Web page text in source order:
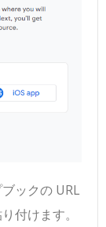
ックの URL
付けます。